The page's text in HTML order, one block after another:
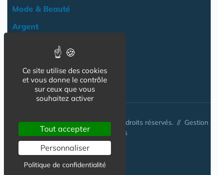
Mode & Beauté
Argent
Loisir & Culture
NOS AUTRES SITES :
© www.tarif-senior.com 2026 - Tous droits réservés. // Gestion
des cookies
Ce site utilise des cookies
et vous donne le contrôle
sur ceux que vous
souhaitez activer
Tout accepter
Personnaliser
Politique de confidentialité